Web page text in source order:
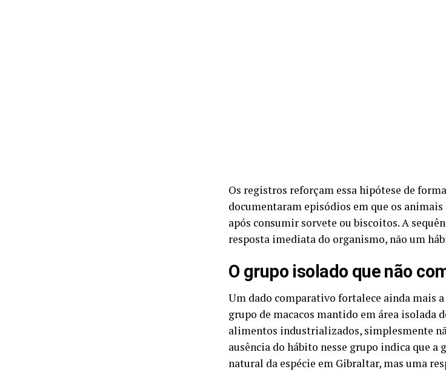
Os registros reforçam essa hipótese de
documentaram episódios em que os
após consumir sorvete ou biscoitos. A
resposta imediata do organismo, não um
O grupo isolado que não
Um dado comparativo fortalece ainda mais
grupo de macacos mantido em área isolada
alimentos industrializados, simplesmente
ausência do hábito nesse grupo indica que a
natural da espécie em Gibraltar, mas uma